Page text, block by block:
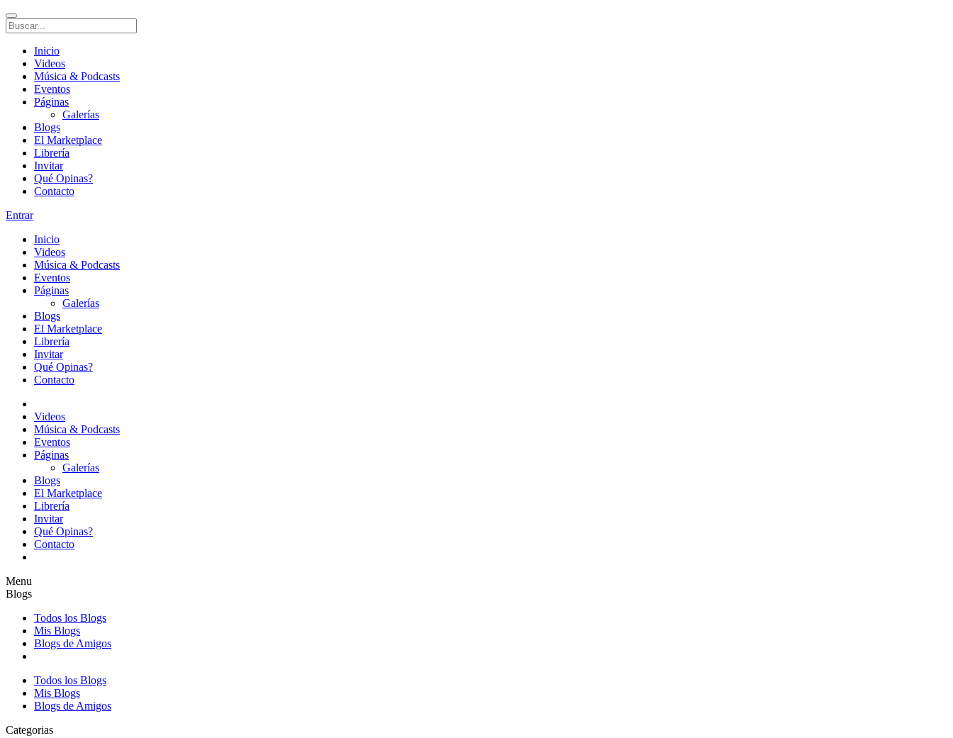
Inicio
Videos
Música & Podcasts
Eventos
Páginas
Galerías
Blogs
El Marketplace
Librería
Invitar
Qué Opinas?
Contacto
Entrar
Inicio
Videos
Música & Podcasts
Eventos
Páginas
Galerías
Blogs
El Marketplace
Librería
Invitar
Qué Opinas?
Contacto
Videos
Música & Podcasts
Eventos
Páginas
Galerías
Blogs
El Marketplace
Librería
Invitar
Qué Opinas?
Contacto
Menu
Blogs
Todos los Blogs
Mis Blogs
Blogs de Amigos
Todos los Blogs
Mis Blogs
Blogs de Amigos
Categorias